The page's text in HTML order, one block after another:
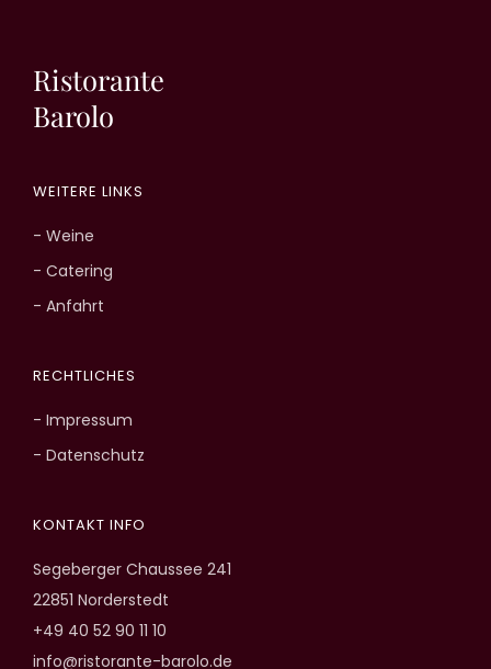
Ristorante
Barolo
WEITERE LINKS
- Weine
- Catering
- Anfahrt
RECHTLICHES
- Impressum
- Datenschutz
KONTAKT INFO
Segeberger Chaussee 241
22851 Norderstedt
+49 40 52 90 11 10
info@ristorante-barolo.de